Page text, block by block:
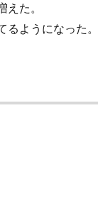
た。
ようになった。